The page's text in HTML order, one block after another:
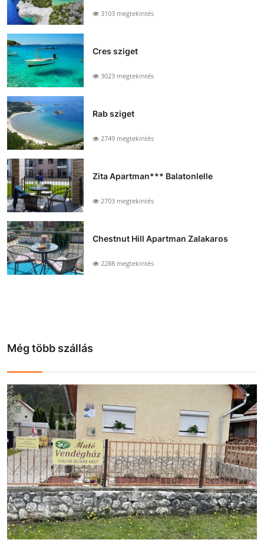
3103 megtekintés
Cres sziget
3023 megtekintés
Rab sziget
2749 megtekintés
Zita Apartman*** Balatonlelle
2703 megtekintés
Chestnut Hill Apartman Zalakaros
2288 megtekintés
Még több szállás